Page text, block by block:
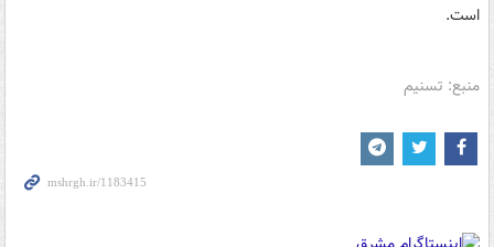
است.
منبع: تسنیم